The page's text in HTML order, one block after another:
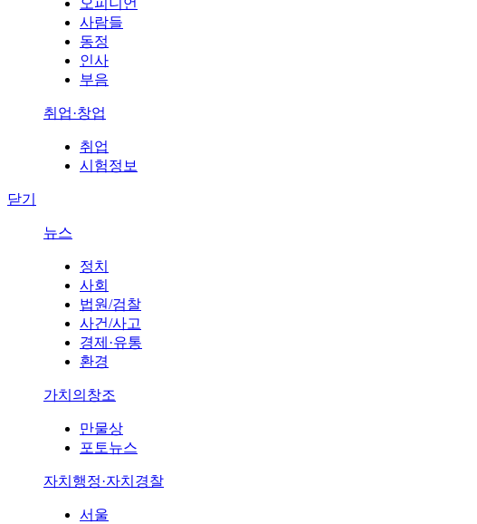
사람들
동정
인사
부음
취업·창업
취업
시험정보
닫기
뉴스
정치
사회
법원/검찰
사건/사고
경제·유통
환경
가치의창조
만물상
포토뉴스
자치행정·자치경찰
서울